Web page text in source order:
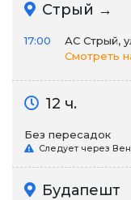
Стрый →
17:00
АС Стрый,
Смотреть
12 ч.
Без пересадок
Следует через
Будапешт